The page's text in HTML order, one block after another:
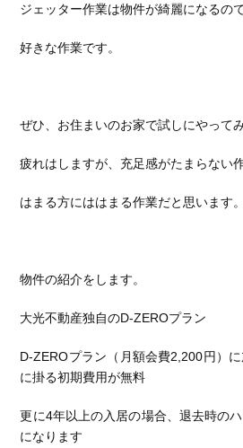
ジェッター作業は物件が綺麗になるので
好きな作業です。
ぜひ、お住まいのお家で試しにやって
疲れはしますが、充足感がたまらない
はまる方にははまる作業だと思います。
物件の紹介をします。
大光不動産独自のD-ZEROプラン
D-ZEROプラン（月額会費2,200円）
に掛る初期費用が無料
更に4年以上の入居の場合、退去時の
になります